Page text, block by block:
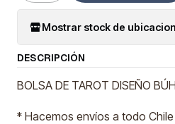
Mostrar stock de
DESCRIPCIÓN
BOLSA DE TAROT DISEÑO
* Hacemos envíos a todo Chile